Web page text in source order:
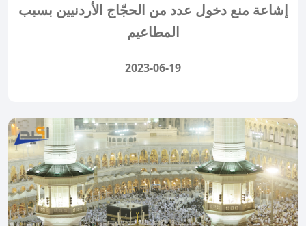
إشاعة منع دخول عدد من الحجّاج الأردنيين بسبب
المطاعيم
2023-06-19